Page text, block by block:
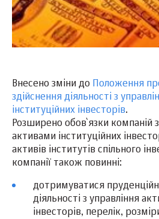
Внесено зміни до
Положення
здійснення діяльності з
інституційних інвесторів.
Розширено обов`язки компаній
активами інституційних
активів інститутів спільного
компанії також повинні:
дотримуватися
діяльності з управління
інвесторів, перелік,